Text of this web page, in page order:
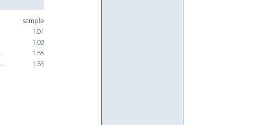
sample
1.01
1.02
74LS156 (74LS156N) decoder demultiplexer- Signetics
1.55
74LS156 (T74LS156B1) decoder demultiplexer - SGS-Thomson
1.55